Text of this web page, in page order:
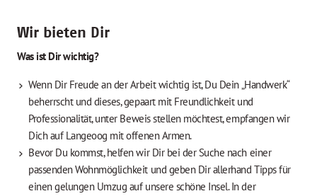
Wir bieten Dir
Was ist Dir wichtig?
Wenn Dir Freude an der Arbeit wichtig ist, Du Dein „Handwerk“
beherrscht und dieses, gepaart mit Freundlichkeit und
Professionalität, unter Beweis stellen möchtest, empfangen wir
Dich auf Langeoog mit offenen Armen.
Bevor Du kommst, helfen wir Dir bei der Suche nach einer
passenden Wohnmöglichkeit und geben Dir allerhand Tipps für
einen gelungen Umzug auf unsere schöne Insel. In der